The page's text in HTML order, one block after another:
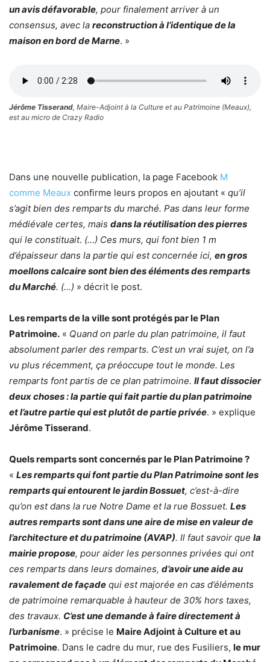
un avis défavorable, pour finalement arriver à un
consensus, avec la reconstruction à l’identique de la
maison en bord de Marne. »
Jérôme Tisserand, Maire-Adjoint à la Culture et au Patrimoine (Meaux),
est au micro de Crazy Radio
Dans une nouvelle publication, la page Facebook M
comme Meaux confirme leurs propos en ajoutant « qu’il
s’agit bien des remparts du marché. Pas dans leur forme
médiévale certes, mais dans la réutilisation des pierres
qui le constituait. (…) Ces murs, qui font bien 1 m
d’épaisseur dans la partie qui est concernée ici, en gros
moellons calcaire sont bien des éléments des remparts
du Marché. (…) » décrit le post.
Les remparts de la ville sont protégés par le Plan
Patrimoine. « Quand on parle du plan patrimoine, il faut
absolument parler des remparts. C’est un vrai sujet, on l’a
vu plus récemment, ça préoccupe tout le monde. Les
remparts font partis de ce plan patrimoine. Il faut dissocier
deux choses : la partie qui fait partie du plan patrimoine
et l’autre partie qui est plutôt de partie privée. » explique
Jérôme Tisserand.
Quels remparts sont concernés par le Plan Patrimoine ?
« Les remparts qui font partie du Plan Patrimoine sont les
remparts qui entourent le jardin Bossuet, c’est-à-dire
qu’on est dans la rue Notre Dame et la rue Bossuet. Les
autres remparts sont dans une aire de mise en valeur de
l’architecture et du patrimoine (AVAP). Il faut savoir que la
mairie propose, pour aider les personnes privées qui ont
ces remparts dans leurs domaines, d’avoir une aide au
ravalement de façade qui est majorée en cas d’éléments
de patrimoine remarquable à hauteur de 30% hors taxes,
des travaux. C’est une demande à faire directement à
l’urbanisme. » précise le Maire Adjoint à Culture et au
Patrimoine. Dans le cadre du mur, rue des Fusiliers, le mur